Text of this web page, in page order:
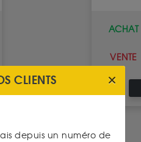
ACHAT
VENTE
CLIENTS
depuis un numéro de